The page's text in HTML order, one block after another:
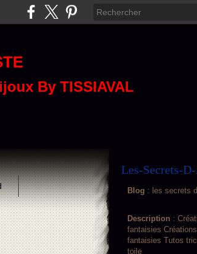
By TISSIAVAL
Les-Secrets-
Blog : les secrets
Description :
fantaisies
fantaisies Tutos
toile